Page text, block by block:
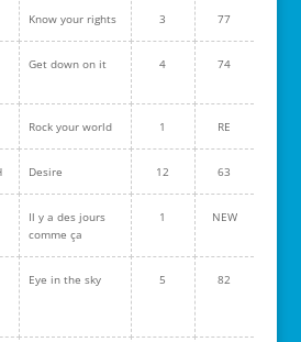
Know your rights 3 77
Get down on it 4 74
Rock your world 1 RE
Desire 12 63
Il y a des jours
comme ça
1 NEW
Eye in the sky 5 82